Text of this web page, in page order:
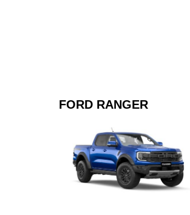
FORD RANGER